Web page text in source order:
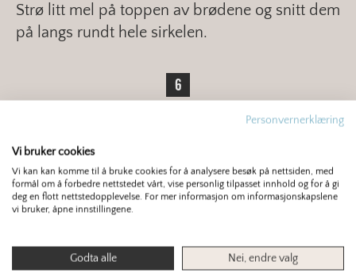
Strø litt mel på toppen av brødene og snitt dem
på langs rundt hele sirkelen.
Stek surdeigskransene midt i ovnen ved 220 °C
i 30-45 minutter til de er gyllenbrune. Avkjøl på
rist.
En hvit surdeigskrans er en kjempefin som
julebrød med øl hjertebrødeller
Personvernerklæring
Vi bruker cookies
Vi kan kan komme til å bruke cookies for å analysere besøk på nettsiden, med
formål om å forbedre nettstedet vårt, vise personlig tilpasset innhold og for å gi
deg en flott nettstedopplevelse. For mer informasjon om informasjonskapslene
vi bruker, åpne innstillingene.
Godta alle Nei, endre valg